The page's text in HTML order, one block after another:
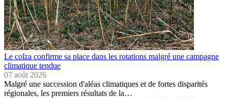
Le colza confirme sa place dans les rotations malgré une campagne
climatique tendue
07 août 2026
Malgré une succession d'aléas climatiques et de fortes disparités
régionales, les premiers résultats de la…